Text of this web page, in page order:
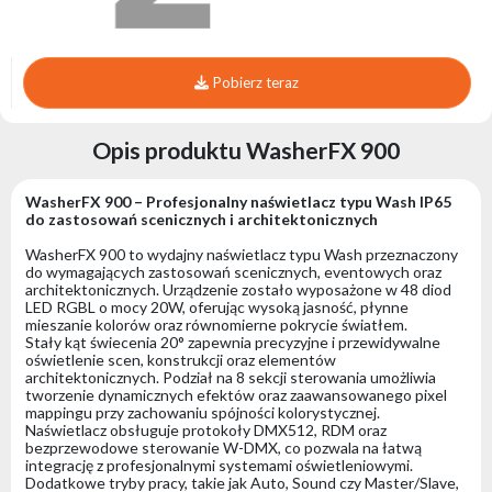
Pobierz teraz
Opis produktu WasherFX 900
WasherFX 900 – Profesjonalny naświetlacz typu Wash IP65
do zastosowań scenicznych i architektonicznych
WasherFX 900 to wydajny naświetlacz typu Wash przeznaczony
do wymagających zastosowań scenicznych, eventowych oraz
architektonicznych. Urządzenie zostało wyposażone w 48 diod
LED RGBL o mocy 20W, oferując wysoką jasność, płynne
mieszanie kolorów oraz równomierne pokrycie światłem.
Stały kąt świecenia 20° zapewnia precyzyjne i przewidywalne
oświetlenie scen, konstrukcji oraz elementów
architektonicznych. Podział na 8 sekcji sterowania umożliwia
tworzenie dynamicznych efektów oraz zaawansowanego pixel
mappingu przy zachowaniu spójności kolorystycznej.
Naświetlacz obsługuje protokoły DMX512, RDM oraz
bezprzewodowe sterowanie W-DMX, co pozwala na łatwą
integrację z profesjonalnymi systemami oświetleniowymi.
Dodatkowe tryby pracy, takie jak Auto, Sound czy Master/Slave,